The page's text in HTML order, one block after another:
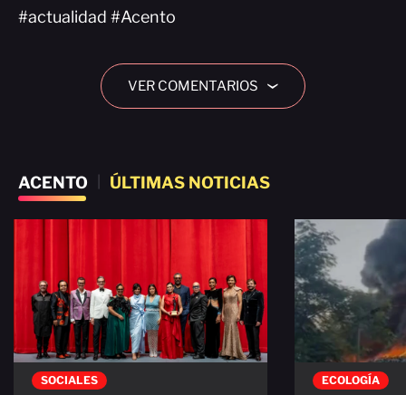
#actualidad #Acento
VER COMENTARIOS ›
ACENTO ÚLTIMAS NOTICIAS
SOCIALES ECOLOGÍA